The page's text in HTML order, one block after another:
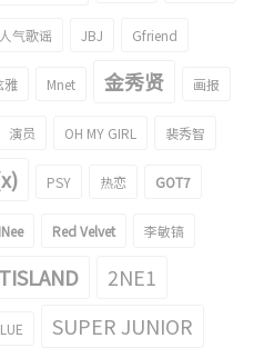
人气歌谣 JBJ Gfriend
雅 Mnet 金秀贤 画报
演员 OH MY GIRL 裴秀智
PSY 热恋 GOT7
Red Velvet 李敏镐
2NE1
SUPER JUNIOR